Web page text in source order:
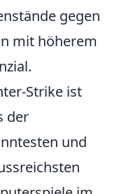
gegen
mit höherem
Strike ist
der
und